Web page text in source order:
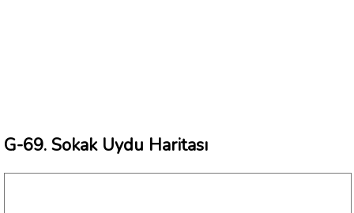
G-69. Sokak Uydu Haritası